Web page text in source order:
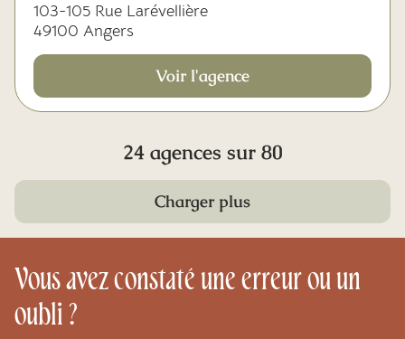
103-105 Rue Larévellière
49100 Angers
Voir l'agence
24 agences sur 80
Charger plus
Vous avez constaté une erreur ou un
oubli ?